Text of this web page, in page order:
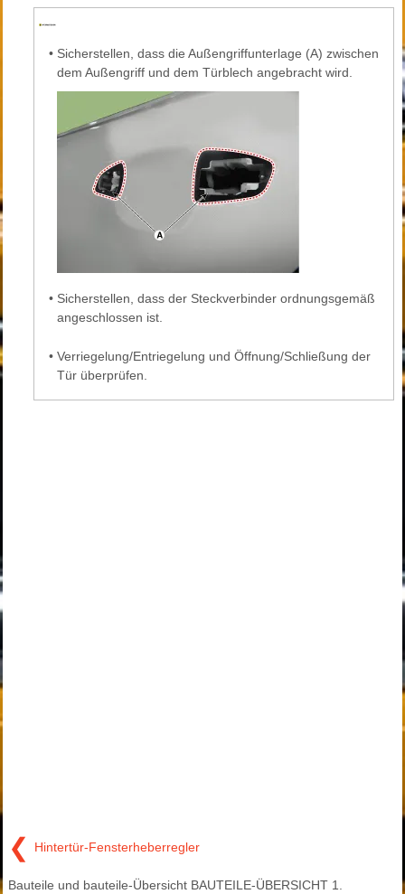
• Sicherstellen, dass die Außengriffunterlage (A) zwischen
dem Außengriff und dem Türblech angebracht wird.
• Sicherstellen, dass der Steckverbinder ordnungsgemäß
angeschlossen ist.
• Verriegelung/Entriegelung und Öffnung/Schließung der
Tür überprüfen.
❮ Hintertür-Fensterheberregler
Bauteile und bauteile-Übersicht BAUTEILE-ÜBERSICHT 1.